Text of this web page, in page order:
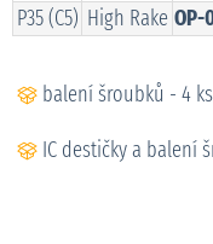
P35 (C5) High Rake OP-
balení šroubků - 4
IC destičky a balení